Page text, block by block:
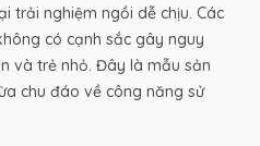
trải nghiệm ngồi dễ chịu. Các
có cạnh sắc gây nguy
và trẻ nhỏ. Đây là mẫu sản
chu đáo về công năng sử